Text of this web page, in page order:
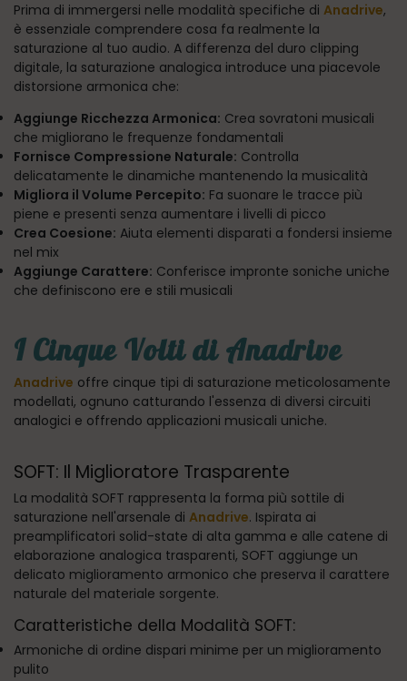
Prima di immergersi nelle modalità specifiche di Anadrive,
è essenziale comprendere cosa fa realmente la
saturazione al tuo audio. A differenza del duro clipping
digitale, la saturazione analogica introduce una piacevole
distorsione armonica che:
Aggiunge Ricchezza Armonica: Crea sovratoni musicali
che migliorano le frequenze fondamentali
Fornisce Compressione Naturale: Controlla
delicatamente le dinamiche mantenendo la musicalità
Migliora il Volume Percepito: Fa suonare le tracce più
piene e presenti senza aumentare i livelli di picco
Crea Coesione: Aiuta elementi disparati a fondersi insieme
nel mix
Aggiunge Carattere: Conferisce impronte soniche uniche
che definiscono ere e stili musicali
I Cinque Volti di Anadrive
Anadrive offre cinque tipi di saturazione meticolosamente
modellati, ognuno catturando l'essenza di diversi circuiti
analogici e offrendo applicazioni musicali uniche.
SOFT: Il Miglioratore Trasparente
La modalità SOFT rappresenta la forma più sottile di
saturazione nell'arsenale di Anadrive. Ispirata ai
preamplificatori solid-state di alta gamma e alle catene di
elaborazione analogica trasparenti, SOFT aggiunge un
delicato miglioramento armonico che preserva il carattere
naturale del materiale sorgente.
Caratteristiche della Modalità SOFT:
Armoniche di ordine dispari minime per un miglioramento
pulito